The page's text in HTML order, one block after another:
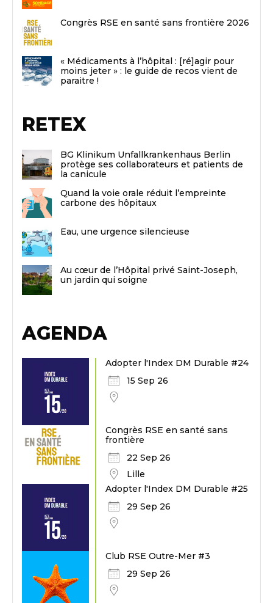
Congrès RSE en santé sans frontière 2026
« Médicaments à l’hôpital : [ré]agir pour
moins jeter » : le guide de recos vient de
paraitre !
RETEX
BG Klinikum Unfallkrankenhaus Berlin
protège ses collaborateurs et patients de
la canicule
Quand la voie orale réduit l’empreinte
carbone des hôpitaux
Eau, une urgence silencieuse
Au cœur de l’Hôpital privé Saint-Joseph,
un jardin qui soigne
AGENDA
Adopter l'Index DM Durable #24
15 Sep 26
Congrès RSE en santé sans
frontière
22 Sep 26
Lille
Adopter l'Index DM Durable #25
29 Sep 26
Club RSE Outre-Mer #3
29 Sep 26